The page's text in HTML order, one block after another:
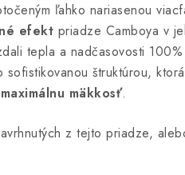
ľahko nariasenou
efekt priadze Camboya v
tepla a nadčasovosti
štruktúrou,
mäkkosť.
z tejto priadze,